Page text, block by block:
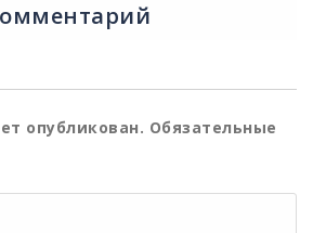
опубликован. Обязательные